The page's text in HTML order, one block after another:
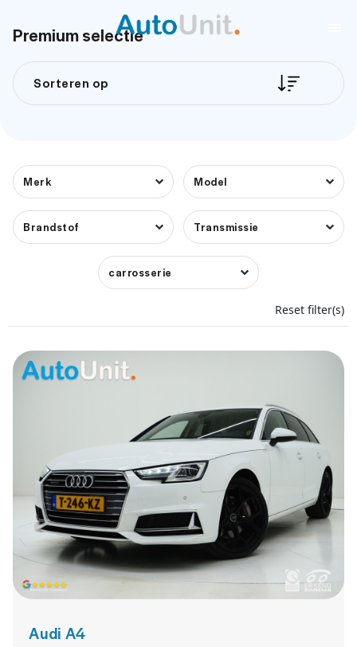
Premium selectie
Sorteren op
Merk Model
Brandstof Transmissie
carrosserie
Reset filter(s)
Audi A4